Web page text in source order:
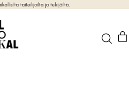
taiteilijoilta ja tekijöiltä.